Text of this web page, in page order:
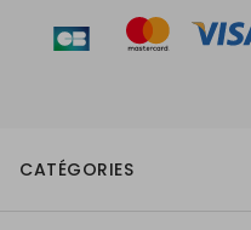
CATÉGORIES